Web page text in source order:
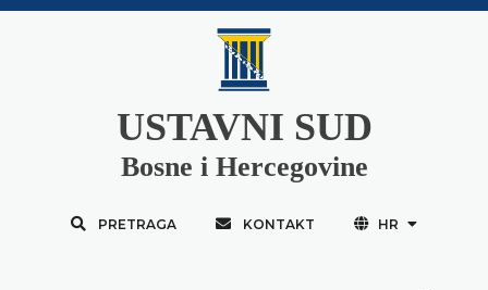
USTAVNI SUD
Bosne i Hercegovine
PRETRAGA KONTAKT HR